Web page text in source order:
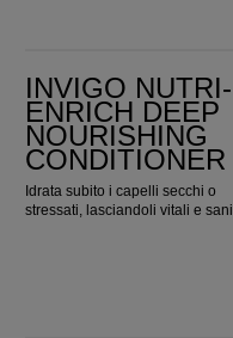
INVIGO NUTRI-
ENRICH DEEP
NOURISHING
CONDITIONER
Idrata subito i capelli secchi o
stressati, lasciandoli vitali e sani.